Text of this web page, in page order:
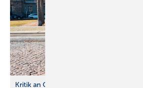
Kritik an Gebäudemode rnisierungsgesetz